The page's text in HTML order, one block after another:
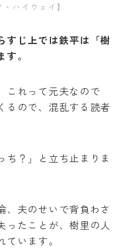
ハイウェイ】
すじ上では鉄平は「樹
。
これって元夫なので
るので、混乱する読者
ち？」と立ち止まりま
、夫のせいで背負わさ
ったことが、樹里の人
います。